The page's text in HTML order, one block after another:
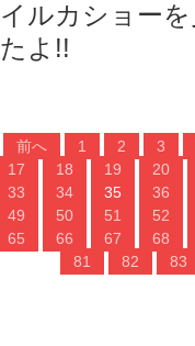
イルカショー
たよ!!
前へ 1 2
3
17
18 19
20
33
34 35
36
49
50 51
52
65
66 67
68
81
82 83